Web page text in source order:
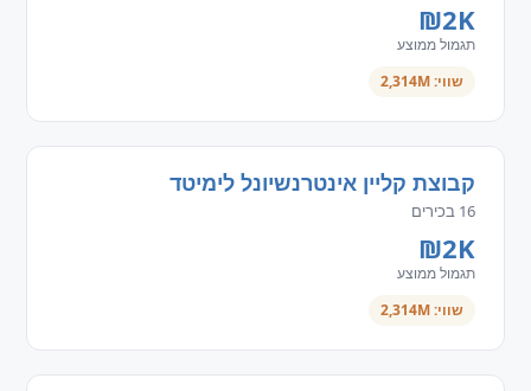
₪2K
תגמול ממוצע
שווי: 2,314M
קבוצת קליין אינטרנשיונל לימיטד
16 בכירים
₪2K
תגמול ממוצע
שווי: 2,314M